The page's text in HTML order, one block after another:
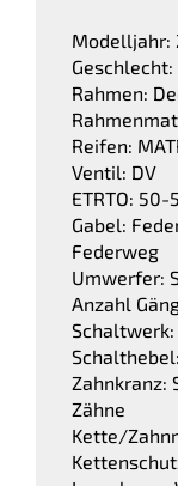
Modelljahr:
Geschlecht:
Rahmen:
Reifen:
Ventil: DV
ETRTO: 50-
Gabel:
Federweg
Umwerfer:
Anzahl
Schaltwerk:
Zahnkranz:
Zähne
Kette/